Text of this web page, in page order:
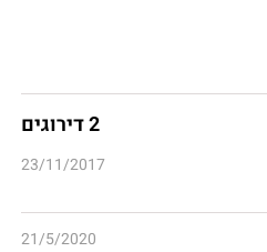
2 דירוגים
23/11/2017
21/5/2020